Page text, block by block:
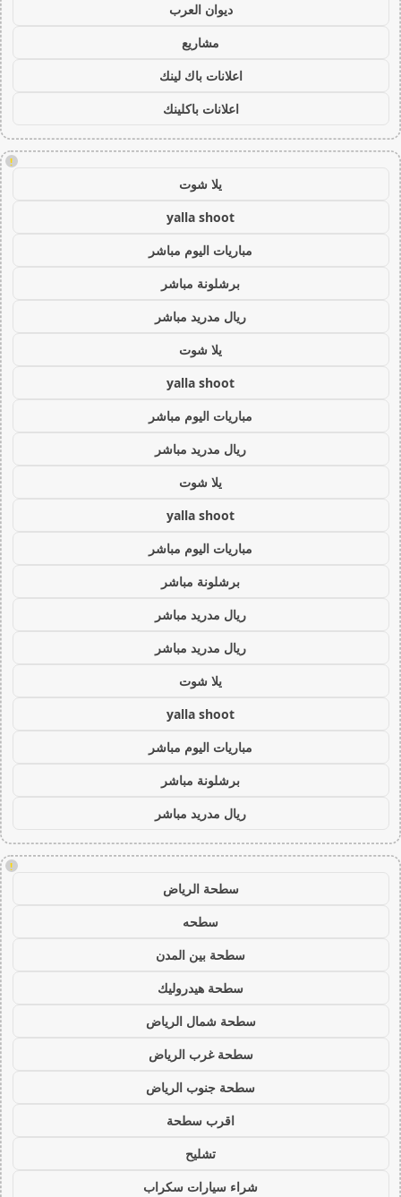
ديوان العرب
مشاريع
اعلانات باك لينك
اعلانات باكلينك
!
يلا شوت
yalla shoot
مباريات اليوم مباشر
برشلونة مباشر
ريال مدريد مباشر
يلا شوت
yalla shoot
مباريات اليوم مباشر
ريال مدريد مباشر
يلا شوت
yalla shoot
مباريات اليوم مباشر
برشلونة مباشر
ريال مدريد مباشر
ريال مدريد مباشر
يلا شوت
yalla shoot
مباريات اليوم مباشر
برشلونة مباشر
ريال مدريد مباشر
!
سطحة الرياض
سطحه
سطحة بين المدن
سطحة هيدروليك
سطحة شمال الرياض
سطحة غرب الرياض
سطحة جنوب الرياض
اقرب سطحة
تشليح
شراء سيارات سكراب